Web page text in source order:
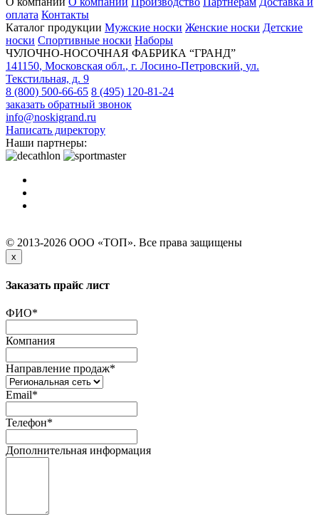
оплата Контакты
Каталог продукции Мужские носки Женские носки Детские
носки Спортивные носки Наборы
ЧУЛОЧНО-НОСОЧНАЯ ФАБРИКА “ГРАНД”
141150, Московская обл., г. Лосино-Петровский, ул.
Текстильная, д. 9
8 (800) 500-66-65 8 (495) 120-81-24
заказать обратный звонок
info@noskigrand.ru
Написать директору
Наши партнеры:
© 2013-2026 ООО «ТОП». Все права защищены
x
Заказать прайс лист
ФИО*
Компания
Направление продаж*
Email*
Телефон*
Дополнительная информация